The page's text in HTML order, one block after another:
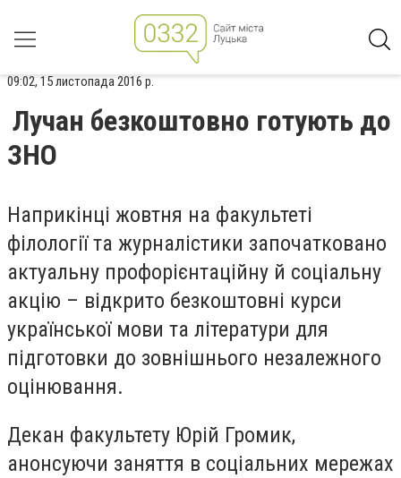
09:02, 15 листопада 2016 р.
Лучан безкоштовно готують до
ЗНО
Наприкінці жовтня на факультеті
філології та журналістики започатковано
актуальну профорієнтаційну й соціальну
акцію – відкрито безкоштовні курси
української мови та літератури для
підготовки до зовнішнього незалежного
оцінювання.
Декан факультету Юрій Громик,
анонсуючи заняття в соціальних мережах